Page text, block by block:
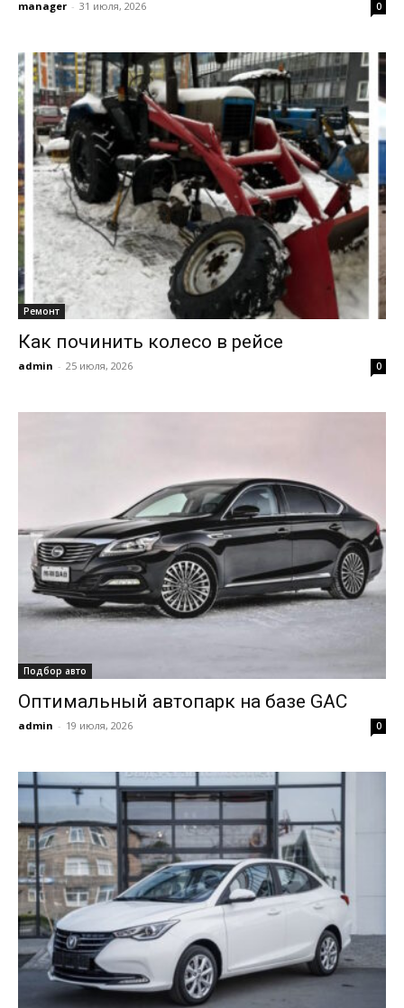
manager - 31 июля, 2026 0
Ремонт
Как починить колесо в рейсе
admin - 25 июля, 2026 0
Подбор авто
Оптимальный автопарк на базе GAC
admin - 19 июля, 2026 0